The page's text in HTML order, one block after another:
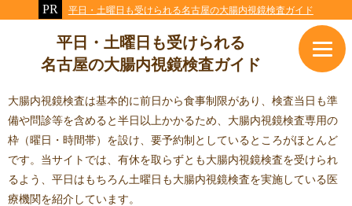
平日・土曜日も受けられる名古屋の大腸内視鏡検査ガイド
平日・土曜日も受けられる
名古屋の大腸内視鏡検査ガイド
大腸内視鏡検査は基本的に前日から食事制限があり、検査当日も準
備や問診等を含めると半日以上かかるため、大腸内視鏡検査専用の
枠（曜日・時間帯）を設け、要予約制としているところがほとんど
です。当サイトでは、有休を取らずとも大腸内視鏡検査を受けられ
るよう、平日はもちろん土曜日も大腸内視鏡検査を実施している医
療機関を紹介しています。